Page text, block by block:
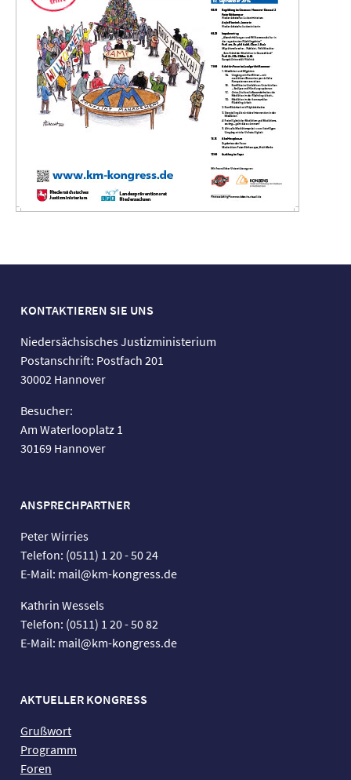
KONTAKTIEREN SIE UNS
Niedersächsisches Justizministerium
Postanschrift: Postfach 201
30002 Hannover
Besucher:
Am Waterlooplatz 1
30169 Hannover
ANSPRECHPARTNER
Peter Wirries
Telefon: (0511) 1 20 - 50 24
E-Mail: mail@km-kongress.de
Kathrin Wessels
Telefon: (0511) 1 20 - 50 82
E-Mail: mail@km-kongress.de
AKTUELLER KONGRESS
Grußwort
Programm
Foren